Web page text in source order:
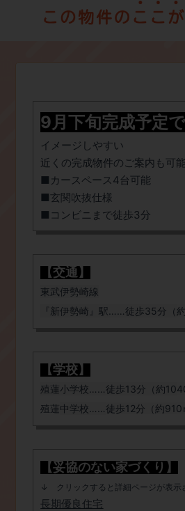
9月下旬完成予定で
イメージしやすい
近くの完成物件のご案内も可
​■カースペース4台可能
​■玄関吹抜仕様
​■コンビニまで徒歩3分
【交通】
東武伊勢崎線
『新伊勢崎』駅……徒歩35分（
【学校】
​殖蓮小学校……徒歩13分（約
​殖蓮中学校 ……徒歩12分（約910
【妥協のない家づくり】
​↓ クリックすると詳細ページが表示
長期優良住宅